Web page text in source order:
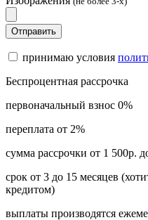
Отправить
принимаю условия
Беспроцентная рассрочка
первоначальный взнос 0%
переплата от 2%
сумма рассрочки от 1 500р.
срок от 3 до 15 месяцев
кредитом)
выплаты производятся